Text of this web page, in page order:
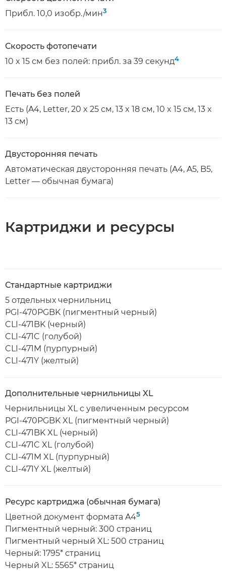
Прибл. 10,0 изобр./мин3
Скорость фотопечати
10 x 15 см без полей: прибл. за 39 секунд4
Печать без полей
Есть (A4, Letter, 20 x 25 см, 13 x 18 см, 10 x 15 см, 13 x
13 см)
Двусторонняя печать
Автоматическая двусторонняя печать (A4, A5, B5,
Letter — обычная бумага)
Картриджи и ресурсы
Стандартные картриджи
5 отдельных чернильниц
PGI-470PGBK (пигментный черный)
CLI-471BK (черный)
CLI-471C (голубой)
CLI-471M (пурпурный)
CLI-471Y (желтый)
Дополнительные чернильницы XL
Чернильницы XL с увеличенным ресурсом
PGI-470PGBK XL (пигментный черный)
CLI-471BK XL (черный)
CLI-471C XL (голубой)
CLI-471M XL (пурпурный)
CLI-471Y XL (желтый)
Ресурс картриджа (обычная бумага)
Цветной документ формата A45
Пигментный черный: 300 страниц
Пигментный черный XL: 500 страниц
Черный: 1795* страниц
Черный XL: 5565* страниц